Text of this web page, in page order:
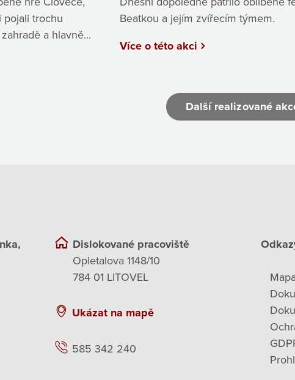
pojali trochu
a hlavně...
Beatkou a jejím zvířecím týmem.
Více o této akci
Další realizované
Dislokované pracoviště
Opletalova 1148/10
784 01 LITOVEL
Ukázat na mapě
585 342 240